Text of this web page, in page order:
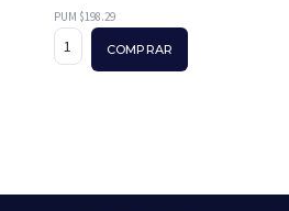
PUM $198.29
COMPRAR